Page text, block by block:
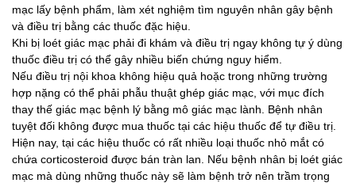
mạc lấy bệnh phẩm, làm xét nghiệm tìm nguyên nhân gây bệnh
và điều trị bằng các thuốc đặc hiệu.
Khi bị loét giác mạc phải đi khám và điều trị ngay không tự ý dùng
thuốc điều trị có thể gây nhiều biến chứng nguy hiểm.
Nếu điều trị nội khoa không hiệu quả hoặc trong những trường
hợp nặng có thể phải phẫu thuật ghép giác mạc, với mục đích
thay thế giác mạc bệnh lý bằng mô giác mạc lành. Bệnh nhân
tuyệt đối không được mua thuốc tại các hiệu thuốc để tự điều trị.
Hiện nay, tại các hiệu thuốc có rất nhiều loại thuốc nhỏ mắt có
chứa corticosteroid được bán tràn lan. Nếu bệnh nhân bị loét giác
mạc mà dùng những thuốc này sẽ làm bệnh trở nên trầm trọng